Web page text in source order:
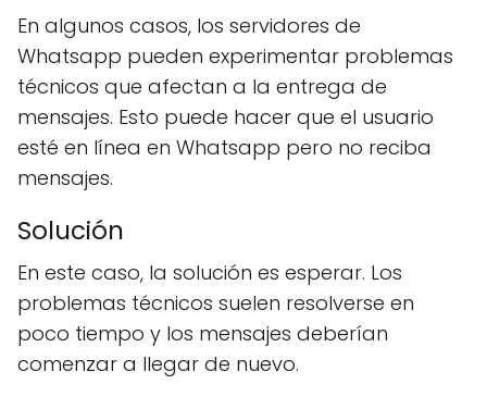
En algunos casos, los servidores de
Whatsapp pueden experimentar problemas
técnicos que afectan a la entrega de
mensajes. Esto puede hacer que el usuario
esté en línea en Whatsapp pero no reciba
mensajes.
Solución
En este caso, la solución es esperar. Los
problemas técnicos suelen resolverse en
poco tiempo y los mensajes deberían
comenzar a llegar de nuevo.